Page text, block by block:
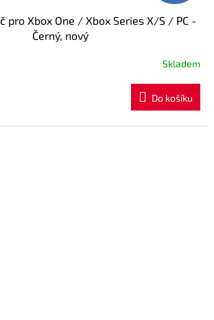
pro Xbox One / Xbox Series X/S / PC -
Černý, nový
Skladem
Do košíku